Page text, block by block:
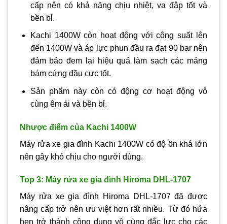
cấp nên có khả năng chịu nhiệt, va đập tốt và
bền bỉ.
Kachi 1400W còn hoạt động với công suất lên
đến 1400W và áp lực phun đầu ra đạt 90 bar nên
đảm bảo đem lại hiệu quả làm sạch các mảng
bám cứng đầu cực tốt.
Sản phẩm này còn có động cơ hoạt động vô
cùng êm ái và bền bỉ.
Nhược điểm của Kachi 1400W
Máy rửa xe gia đình Kachi 1400W có độ ồn khá lớn
nên gây khó chịu cho người dùng.
Top 3: Máy rửa xe gia đình Hiroma DHL-1707
Máy rửa xe gia đình Hiroma DHL-1707 đã được
nâng cấp trở nên ưu việt hơn rất nhiều. Từ đó hứa
hẹn trở thành công dụng vô cùng đắc lực cho các